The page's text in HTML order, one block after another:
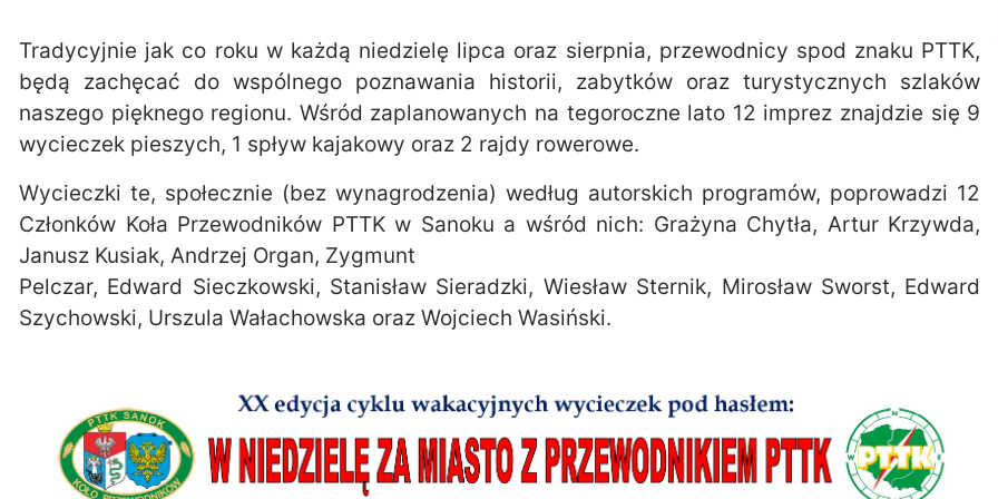
Tradycyjnie jak co roku w każdą niedzielę lipca oraz sierpnia, przewodnicy spod znaku PTTK,
będą zachęcać do wspólnego poznawania historii, zabytków oraz turystycznych szlaków
naszego pięknego regionu. Wśród zaplanowanych na tegoroczne lato 12 imprez znajdzie się 9
wycieczek pieszych, 1 spływ kajakowy oraz 2 rajdy rowerowe.
Wycieczki te, społecznie (bez wynagrodzenia) według autorskich programów, poprowadzi 12
Członków Koła Przewodników PTTK w Sanoku a wśród nich: Grażyna Chytła, Artur Krzywda,
Janusz Kusiak, Andrzej Organ, Zygmunt
Pelczar, Edward Sieczkowski, Stanisław Sieradzki, Wiesław Sternik, Mirosław Sworst, Edward
Szychowski, Urszula Wałachowska oraz Wojciech Wasiński.